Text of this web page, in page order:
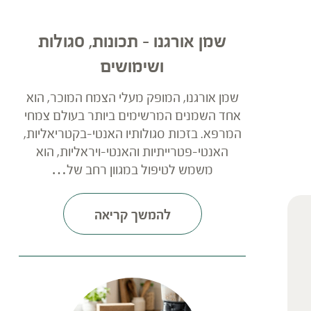
שמן אורגנו – תכונות, סגולות
ושימושים
שמן אורגנו, המופק מעלי הצמח המוכר, הוא
אחד השמנים המרשימים ביותר בעולם צמחי
המרפא. בזכות סגולותיו האנטי-בקטריאליות,
האנטי-פטרייתיות והאנטי-ויראליות, הוא
משמש לטיפול במגוון רחב של…
להמשך קריאה